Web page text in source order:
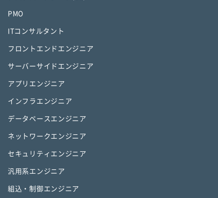
PMO
ITコンサルタント
フロントエンドエンジニア
サーバーサイドエンジニア
アプリエンジニア
インフラエンジニア
データベースエンジニア
ネットワークエンジニア
セキュリティエンジニア
汎用系エンジニア
組込・制御エンジニア